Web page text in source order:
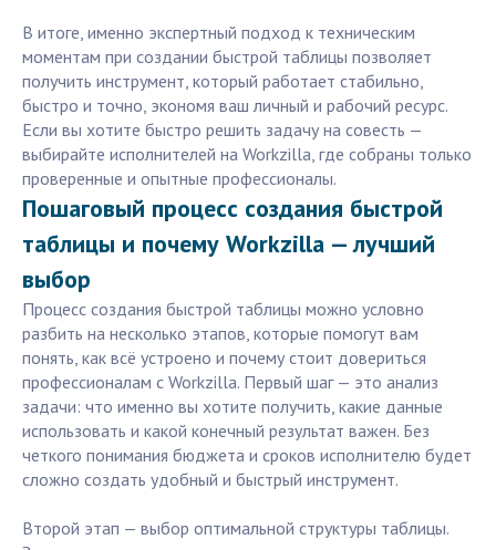
В итоге, именно экспертный подход к техническим
моментам при создании быстрой таблицы позволяет
получить инструмент, который работает стабильно,
быстро и точно, экономя ваш личный и рабочий ресурс.
Если вы хотите быстро решить задачу на совесть —
выбирайте исполнителей на Workzilla, где собраны только
проверенные и опытные профессионалы.
Пошаговый процесс создания быстрой
таблицы и почему Workzilla — лучший
выбор
Процесс создания быстрой таблицы можно условно
разбить на несколько этапов, которые помогут вам
понять, как всё устроено и почему стоит довериться
профессионалам с Workzilla. Первый шаг — это анализ
задачи: что именно вы хотите получить, какие данные
использовать и какой конечный результат важен. Без
четкого понимания бюджета и сроков исполнителю будет
сложно создать удобный и быстрый инструмент.
Второй этап — выбор оптимальной структуры таблицы.